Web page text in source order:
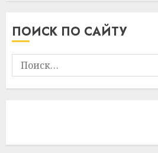
ПОИСК ПО САЙТУ
Найти: